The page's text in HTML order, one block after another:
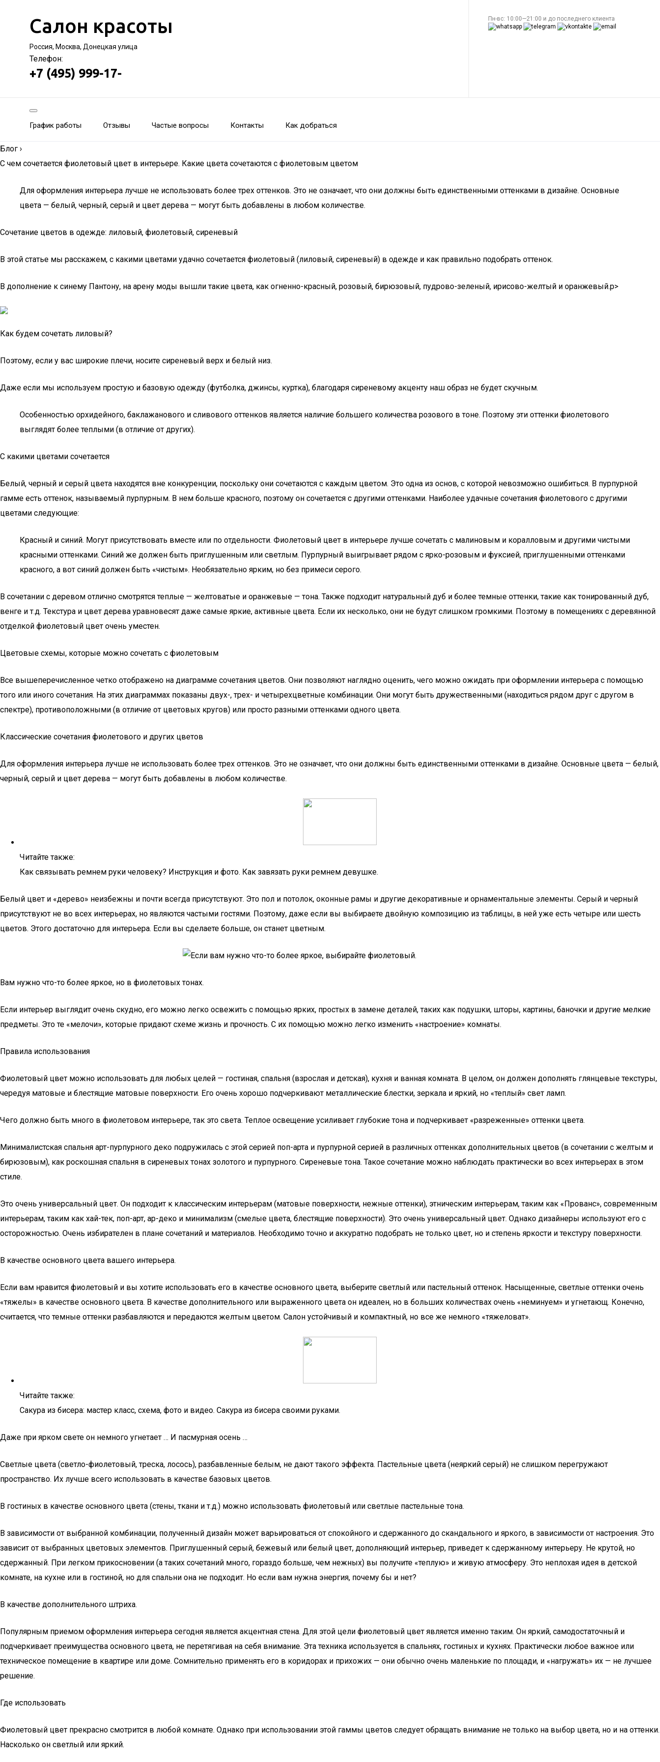
Салон красоты
Россия, Москва, Донецкая улица
Телефон:
+7 (495) 999-17-
Пн-вс: 10:00—21:00 и до последнего клиента
График работы Отзывы Частые вопросы Контакты Как добраться
Блог ›
С чем сочетается фиолетовый цвет в интерьере. Какие цвета сочетаются с фиолетовым цветом
Для оформления интерьера лучше не использовать более трех оттенков. Это не означает, что они должны быть единственными оттенками в дизайне. Основные
цвета — белый, черный, серый и цвет дерева — могут быть добавлены в любом количестве.
Сочетание цветов в одежде: лиловый, фиолетовый, сиреневый
В этой статье мы расскажем, с какими цветами удачно сочетается фиолетовый (лиловый, сиреневый) в одежде и как правильно подобрать оттенок.
В дополнение к синему Пантону, на арену моды вышли такие цвета, как огненно-красный, розовый, бирюзовый, пудрово-зеленый, ирисово-желтый и оранжевый.p>
Как будем сочетать лиловый?
Поэтому, если у вас широкие плечи, носите сиреневый верх и белый низ.
Даже если мы используем простую и базовую одежду (футболка, джинсы, куртка), благодаря сиреневому акценту наш образ не будет скучным.
Особенностью орхидейного, баклажанового и сливового оттенков является наличие большего количества розового в тоне. Поэтому эти оттенки фиолетового
выглядят более теплыми (в отличие от других).
С какими цветами сочетается
Белый, черный и серый цвета находятся вне конкуренции, поскольку они сочетаются с каждым цветом. Это одна из основ, с которой невозможно ошибиться. В пурпурной
гамме есть оттенок, называемый пурпурным. В нем больше красного, поэтому он сочетается с другими оттенками. Наиболее удачные сочетания фиолетового с другими
цветами следующие:
Красный и синий. Могут присутствовать вместе или по отдельности. Фиолетовый цвет в интерьере лучше сочетать с малиновым и коралловым и другими чистыми
красными оттенками. Синий же должен быть приглушенным или светлым. Пурпурный выигрывает рядом с ярко-розовым и фуксией, приглушенными оттенками
красного, а вот синий должен быть «чистым». Необязательно ярким, но без примеси серого.
В сочетании с деревом отлично смотрятся теплые — желтоватые и оранжевые — тона. Также подходит натуральный дуб и более темные оттенки, такие как тонированный дуб,
венге и т.д. Текстура и цвет дерева уравновесят даже самые яркие, активные цвета. Если их несколько, они не будут слишком громкими. Поэтому в помещениях с деревянной
отделкой фиолетовый цвет очень уместен.
Цветовые схемы, которые можно сочетать с фиолетовым
Все вышеперечисленное четко отображено на диаграмме сочетания цветов. Они позволяют наглядно оценить, чего можно ожидать при оформлении интерьера с помощью
того или иного сочетания. На этих диаграммах показаны двух-, трех- и четырехцветные комбинации. Они могут быть дружественными (находиться рядом друг с другом в
спектре), противоположными (в отличие от цветовых кругов) или просто разными оттенками одного цвета.
Классические сочетания фиолетового и других цветов
Для оформления интерьера лучше не использовать более трех оттенков. Это не означает, что они должны быть единственными оттенками в дизайне. Основные цвета — белый,
черный, серый и цвет дерева — могут быть добавлены в любом количестве.
Читайте также:
Как связывать ремнем руки человеку? Инструкция и фото. Как завязать руки ремнем девушке.
Белый цвет и «дерево» неизбежны и почти всегда присутствуют. Это пол и потолок, оконные рамы и другие декоративные и орнаментальные элементы. Серый и черный
присутствуют не во всех интерьерах, но являются частыми гостями. Поэтому, даже если вы выбираете двойную композицию из таблицы, в ней уже есть четыре или шесть
цветов. Этого достаточно для интерьера. Если вы сделаете больше, он станет цветным.
Вам нужно что-то более яркое, но в фиолетовых тонах.
Если интерьер выглядит очень скудно, его можно легко освежить с помощью ярких, простых в замене деталей, таких как подушки, шторы, картины, баночки и другие мелкие
предметы. Это те «мелочи», которые придают схеме жизнь и прочность. С их помощью можно легко изменить «настроение» комнаты.
Правила использования
Фиолетовый цвет можно использовать для любых целей — гостиная, спальня (взрослая и детская), кухня и ванная комната. В целом, он должен дополнять глянцевые текстуры,
чередуя матовые и блестящие матовые поверхности. Его очень хорошо подчеркивают металлические блестки, зеркала и яркий, но «теплый» свет ламп.
Чего должно быть много в фиолетовом интерьере, так это света. Теплое освещение усиливает глубокие тона и подчеркивает «разреженные» оттенки цвета.
Минималистская спальня арт-пурпурного деко подружилась с этой серией поп-арта и пурпурной серией в различных оттенках дополнительных цветов (в сочетании с желтым и
бирюзовым), как роскошная спальня в сиреневых тонах золотого и пурпурного. Сиреневые тона. Такое сочетание можно наблюдать практически во всех интерьерах в этом
стиле.
Это очень универсальный цвет. Он подходит к классическим интерьерам (матовые поверхности, нежные оттенки), этническим интерьерам, таким как «Прованс», современным
интерьерам, таким как хай-тек, поп-арт, ар-деко и минимализм (смелые цвета, блестящие поверхности). Это очень универсальный цвет. Однако дизайнеры используют его с
осторожностью. Очень избирателен в плане сочетаний и материалов. Необходимо точно и аккуратно подобрать не только цвет, но и степень яркости и текстуру поверхности.
В качестве основного цвета вашего интерьера.
Если вам нравится фиолетовый и вы хотите использовать его в качестве основного цвета, выберите светлый или пастельный оттенок. Насыщенные, светлые оттенки очень
«тяжелы» в качестве основного цвета. В качестве дополнительного или выраженного цвета он идеален, но в больших количествах очень «неминуем» и угнетающ. Конечно,
считается, что темные оттенки разбавляются и передаются желтым цветом. Салон устойчивый и компактный, но все же немного «тяжеловат».
Читайте также:
Сакура из бисера: мастер класс, схема, фото и видео. Сакура из бисера своими руками.
Даже при ярком свете он немного угнетает … И пасмурная осень …
Светлые цвета (светло-фиолетовый, треска, лосось), разбавленные белым, не дают такого эффекта. Пастельные цвета (неяркий серый) не слишком перегружают
пространство. Их лучше всего использовать в качестве базовых цветов.
В гостиных в качестве основного цвета (стены, ткани и т.д.) можно использовать фиолетовый или светлые пастельные тона.
В зависимости от выбранной комбинации, полученный дизайн может варьироваться от спокойного и сдержанного до скандального и яркого, в зависимости от настроения. Это
зависит от выбранных цветовых элементов. Приглушенный серый, бежевый или белый цвет, дополняющий интерьер, приведет к сдержанному интерьеру. Не крутой, но
сдержанный. При легком прикосновении (а таких сочетаний много, гораздо больше, чем нежных) вы получите «теплую» и живую атмосферу. Это неплохая идея в детской
комнате, на кухне или в гостиной, но для спальни она не подходит. Но если вам нужна энергия, почему бы и нет?
В качестве дополнительного штриха.
Популярным приемом оформления интерьера сегодня является акцентная стена. Для этой цели фиолетовый цвет является именно таким. Он яркий, самодостаточный и
подчеркивает преимущества основного цвета, не перетягивая на себя внимание. Эта техника используется в спальнях, гостиных и кухнях. Практически любое важное или
техническое помещение в квартире или доме. Сомнительно применять его в коридорах и прихожих — они обычно очень маленькие по площади, и «нагружать» их — не лучшее
решение.
Где использовать
Фиолетовый цвет прекрасно смотрится в любой комнате. Однако при использовании этой гаммы цветов следует обращать внимание не только на выбор цвета, но и на оттенки.
Насколько он светлый или яркий.